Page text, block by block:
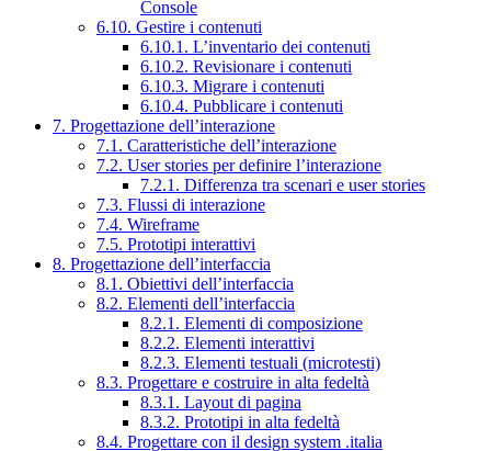
Console
6.10. Gestire i contenuti
6.10.1. L’inventario dei contenuti
6.10.2. Revisionare i contenuti
6.10.3. Migrare i contenuti
6.10.4. Pubblicare i contenuti
7. Progettazione dell’interazione
7.1. Caratteristiche dell’interazione
7.2. User stories per definire l’interazione
7.2.1. Differenza tra scenari e user stories
7.3. Flussi di interazione
7.4. Wireframe
7.5. Prototipi interattivi
8. Progettazione dell’interfaccia
8.1. Obiettivi dell’interfaccia
8.2. Elementi dell’interfaccia
8.2.1. Elementi di composizione
8.2.2. Elementi interattivi
8.2.3. Elementi testuali (microtesti)
8.3. Progettare e costruire in alta fedeltà
8.3.1. Layout di pagina
8.3.2. Prototipi in alta fedeltà
8.4. Progettare con il design system .italia